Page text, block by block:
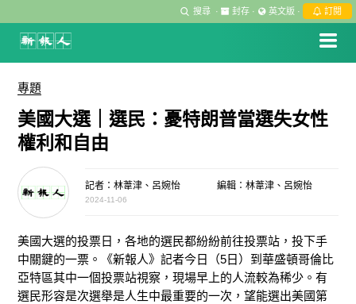
搜尋 · 封存 · 英文版 · 訂閱
專題
美國大選｜選民：憂特朗普當選失女性
權利和自由
記者：林葦津、呂婉怡 編輯：林葦津、呂婉怡
2024-11-06
美國大選的投票日，各地的選民都紛紛前往投票站，投下手
中關鍵的一票。
《新報人》 記者今日（5日）到 華盛頓哥倫比
亞特區其中一個投票站視察，現場早上的人流較為稀少。有
選民形容是次選舉是人生中最重要的一次，望能選出美國第